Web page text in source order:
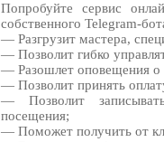
Попробуйте сервис
собственного Telegram-
— Разгрузит мастера,
— Позволит гибко
— Разошлет оповещения о
— Позволит принять
— Позволит
посещения;
— Поможет получить от